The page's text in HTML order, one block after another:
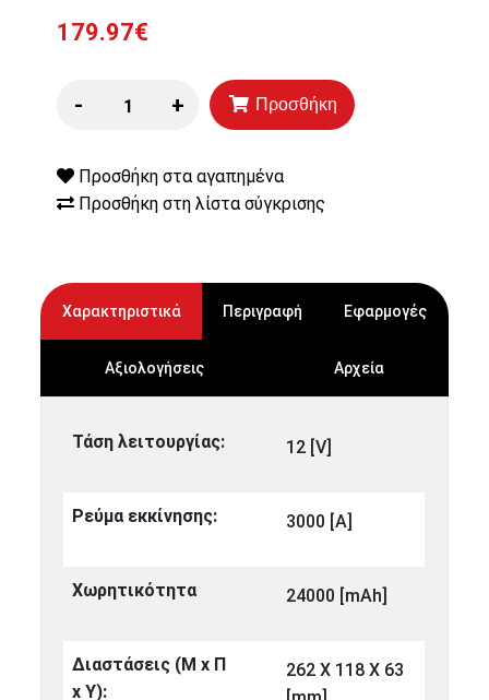
179.97€
- + Προσθήκη
Προσθήκη στα αγαπημένα
Προσθήκη στη λίστα σύγκρισης
Χαρακτηριστικά Περιγραφή Εφαρμογές
Αξιολογήσεις Αρχεία
Τάση λειτουργίας: 12 [V]
Ρεύμα εκκίνησης: 3000 [A]
Χωρητικότητα 24000 [mAh]
Διαστάσεις (Μ x Π
x Υ):
262 X 118 X 63